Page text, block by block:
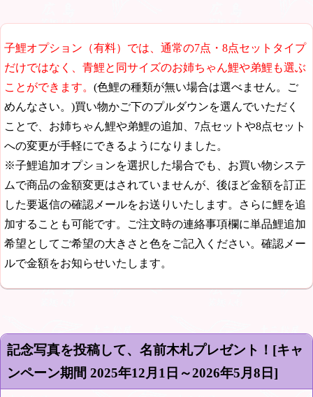
子鯉オプション（有料）では、通常の7点・8点セットタイプ
だけではなく、青鯉と同サイズのお姉ちゃん鯉や弟鯉も選ぶ
ことができます。 (色鯉の種類が無い場合は選べません。ご
めんなさい。)買い物かご下のプルダウンを選んでいただく
ことで、お姉ちゃん鯉や弟鯉の追加、7点セットや8点セット
への変更が手軽にできるようになりました。
※子鯉追加オプションを選択した場合でも、お買い物システ
ムで商品の金額変更はされていませんが、後ほど金額を訂正
した要返信の確認メールをお送りいたします。さらに鯉を追
加することも可能です。ご注文時の連絡事項欄に単品鯉追加
希望としてご希望の大きさと色をご記入ください。確認メー
ルで金額をお知らせいたします。
記念写真を投稿して、名前木札プレゼント！[キャ
ンペーン期間 2025年12月1日～2026年5月8日]